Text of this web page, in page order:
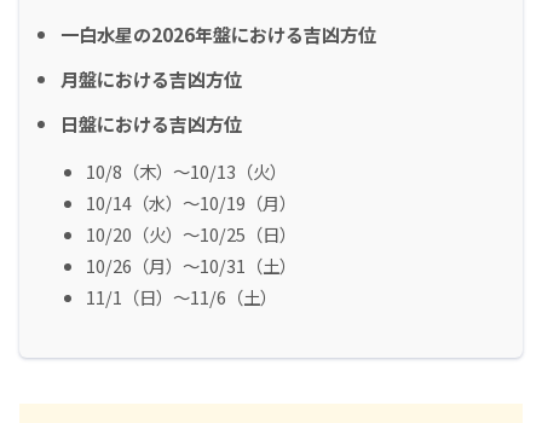
一白水星の2026年盤における吉凶方位
月盤における吉凶方位
日盤における吉凶方位
10/8（木）～10/13（火）
10/14（水）～10/19（月）
10/20（火）～10/25（日）
10/26（月）～10/31（土）
11/1（日）～11/6（土）